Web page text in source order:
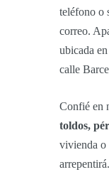
teléfono o
correo.
ubicada
calle
Confié en
toldos,
vivienda o
arrepentirá.